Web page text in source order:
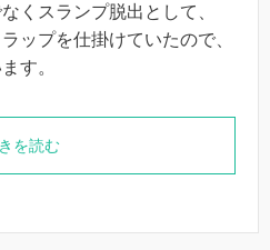
くスランプ脱出として、
ップを仕掛けていたので、
す。
を読む